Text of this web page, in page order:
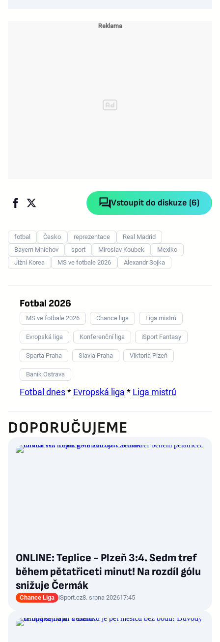
Vstoupit do diskuze (6)
fotbal Česko reprezentace
Real Madrid
Bayern Mnichov
sport Miroslav Koubek
Mexiko
Jižní Korea
MS ve fotbale 2026 Alexandr Sojka
Fotbal 2026
MS ve fotbale 2026 Chance liga Liga mistrů
Evropská liga Konferenční liga iSport Fantasy
Sparta Praha Slavia Praha Viktoria Plzeň
Baník Ostrava
Fotbal dnes* Evropská liga * Liga mistrů
DOPORUČUJEME
ONLINE: Teplice - Plzeň 3:4. Sedm tref
během pětatřiceti minut! Na rozdíl gólu
snižuje Čermák
Chance Liga iSport.cz8. srpna 202617:45